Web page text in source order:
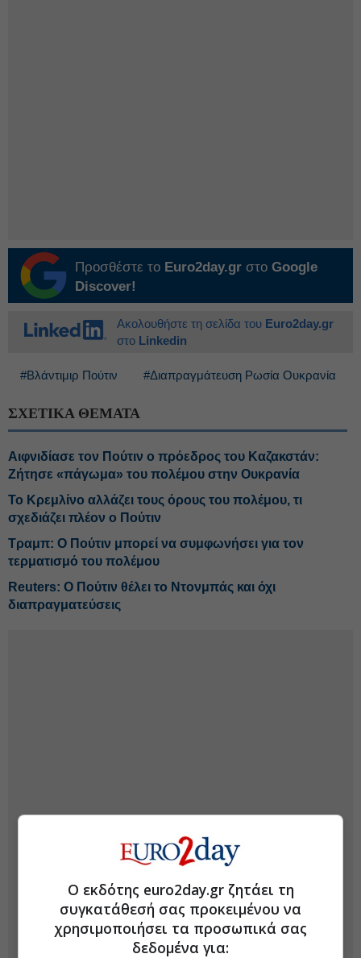
Προσθέστε το Euro2day.gr στο Google
Discover!
Ακολουθήστε τη σελίδα του Euro2day.gr
στο Linkedin
#Βλάντιμιρ Πούτιν #Διαπραγμάτευση Ρωσία Ουκρανία
ΣΧΕΤΙΚΑ ΘΕΜΑΤΑ
Αιφνιδίασε τον Πούτιν ο πρόεδρος του Καζακστάν:
Ζήτησε «πάγωμα» του πολέμου στην Ουκρανία
Το Κρεμλίνο αλλάζει τους όρους του πολέμου, τι
σχεδιάζει πλέον ο Πούτιν
Τραμπ: Ο Πούτιν μπορεί να συμφωνήσει για τον
τερματισμό του πολέμου
Reuters: Ο Πούτιν θέλει το Ντονμπάς και όχι
διαπραγματεύσεις
Ο εκδότης euro2day.gr ζητάει τη
συγκατάθεσή σας προκειμένου να
χρησιμοποιήσει τα προσωπικά σας
δεδομένα για: